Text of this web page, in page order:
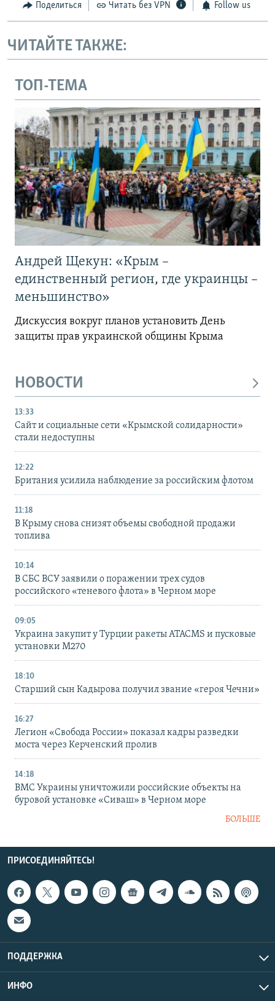
Поделиться Читать без VPN Follow us
ЧИТАЙТЕ ТАКЖЕ:
ТОП-ТЕМА
Андрей Щекун: «Крым –
единственный регион, где украинцы –
меньшинство»
Дискуссия вокруг планов установить День
защиты прав украинской общины Крыма
НОВОСТИ
13:33
Сайт и социальные сети «Крымской солидарности»
стали недоступны
12:22
Британия усилила наблюдение за российским флотом
11:18
В Крыму снова снизят объемы свободной продажи
топлива
10:14
В СБС ВСУ заявили о поражении трех судов
российского «теневого флота» в Черном море
09:05
Украина закупит у Турции ракеты ATACMS и пусковые
установки M270
18:10
Старший сын Кадырова получил звание «героя Чечни»
16:27
Легион «Свобода России» показал кадры разведки
моста через Керченский пролив
14:18
ВМС Украины уничтожили российские объекты на
буровой установке «Сиваш» в Черном море
БОЛЬШЕ
ПРИСОЕДИНЯЙТЕСЬ!
ПОДДЕРЖКА
ИНФО